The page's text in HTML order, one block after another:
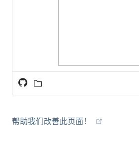
帮助我们改善此页面！